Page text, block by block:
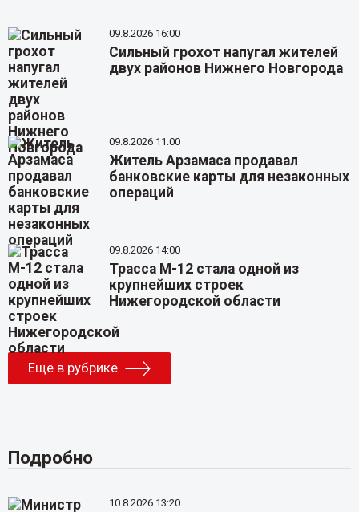
09.8.2026 16:00
Сильный грохот напугал жителей
двух районов Нижнего Новгорода
09.8.2026 11:00
Житель Арзамаса продавал
банковские карты для незаконных
операций
09.8.2026 14:00
Трасса М-12 стала одной из
крупнейших строек
Нижегородской области
Еще в рубрике
Подробно
10.8.2026 13:20